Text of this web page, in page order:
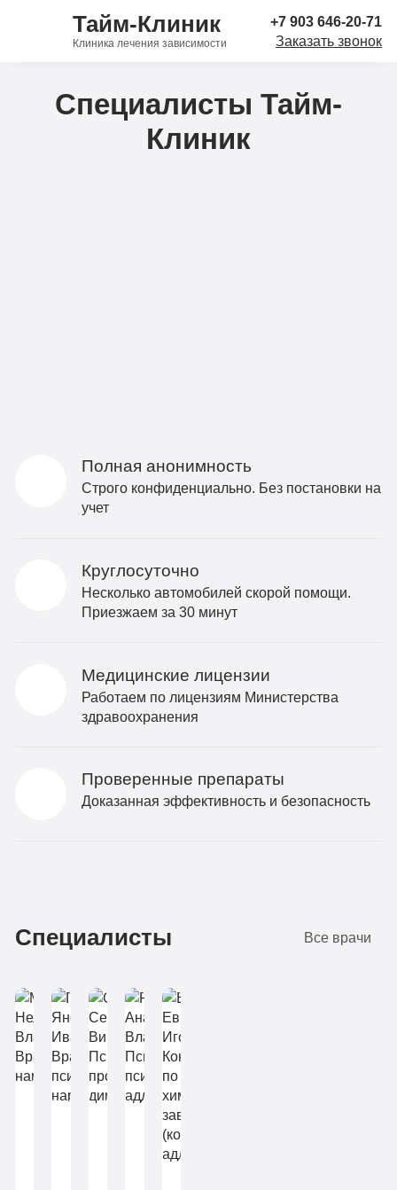
Тайм-Клиник
Клиника лечения зависимости
+7 903 646-20-71
Заказать звонок
Специалисты Тайм-
Клиник
Полная анонимность
Строго конфиденциально. Без постановки на
учет
Круглосуточно
Несколько автомобилей скорой помощи.
Приезжаем за 30 минут
Медицинские лицензии
Работаем по лицензиям Министерства
здравоохранения
Проверенные препараты
Доказанная эффективность и безопасность
Специалисты Все врачи
Владимировна
Скопин
Сергей
Ракитянская
Анастасия